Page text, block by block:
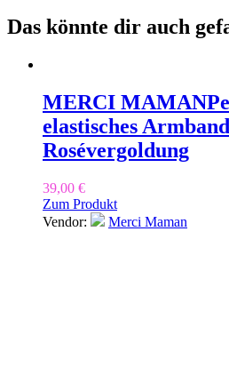
Das könnte dir auch
MERCI MAMAN
elastisches
Rosévergoldung
39,00 €
Zum Produkt
Vendor:
Merci Maman